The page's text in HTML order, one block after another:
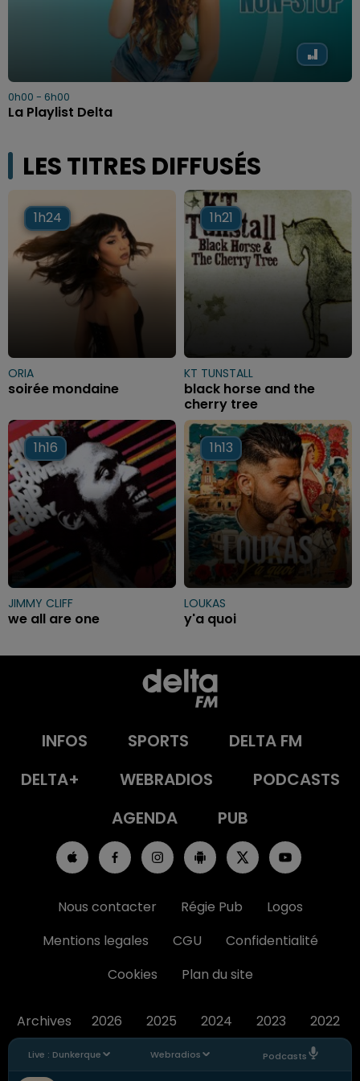
Live : Dunkerque Webradios Podcasts
0h00 - 6h00
La Playlist Delta
LES TITRES DIFFUSÉS
1h24
1h24
ORIA
soirée mondaine
1h21
1h21
KT TUNSTALL
black horse and the
cherry tree
1h16
1h16
JIMMY CLIFF
we all are one
1h13
1h13
LOUKAS
y'a quoi
INFOS SPORTS
DELTA FM
DELTA+
WEBRADIOS
PODCASTS
AGENDA
PUB
Nous contacter Régie Pub
Logos
Mentions legales
CGU
Confidentialité
Cookies
Plan du site
Archives 2026 2025 2024 2023 2022